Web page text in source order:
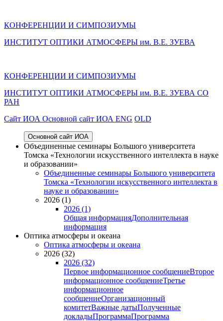
КОНФЕРЕНЦИИ И СИМПОЗИУМЫ
ИНСТИТУТ ОПТИКИ АТМОСФЕРЫ им. В.Е. ЗУЕВА
КОНФЕРЕНЦИИ И СИМПОЗИУМЫ
ИНСТИТУТ ОПТИКИ АТМОСФЕРЫ им. В.Е. ЗУЕВА СО
РАН
Cайт ИОА Основной сайт ИОА ENG OLD
Основной сайт ИОА
Объединенные семинары Большого университета
Томска «Технологии искусственного интеллекта в науке
и образовании»
Объединенные семинары Большого университета
Томска «Технологии искусственного интеллекта в
науке и образовании»
2026 (1)
2026 (1)
Общая информацияДополнительная
информация
Оптика атмосферы и океана
Оптика атмосферы и океана
2026 (32)
2026 (32)
Первое информационное сообщениеВторое
информационное сообщениеТретье
информационное
сообщениеОрганизационный
комитетВажные датыПолученные
докладыПрограммаПрограмма